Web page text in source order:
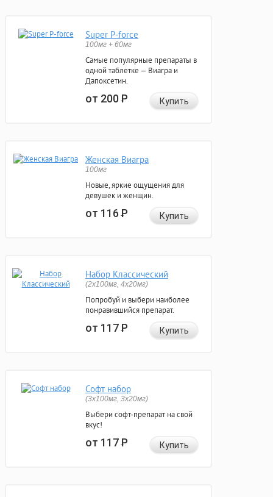
Super P-force
100мг + 60мг
Самые популярные препараты в
одной таблетке — Виагра и
Дапоксетин.
от 200Р Купить
Женская Виагра
100мг
Новые, яркие ощущения для
девушек и женщин.
от 116Р Купить
Набор Классический
(2x100мг, 4x20мг)
Попробуй и выбери наиболее
понравившийся препарат.
от 117Р Купить
Софт набор
(3x100мг, 3x20мг)
Выбери софт-препарат на свой
вкус!
от 117Р Купить